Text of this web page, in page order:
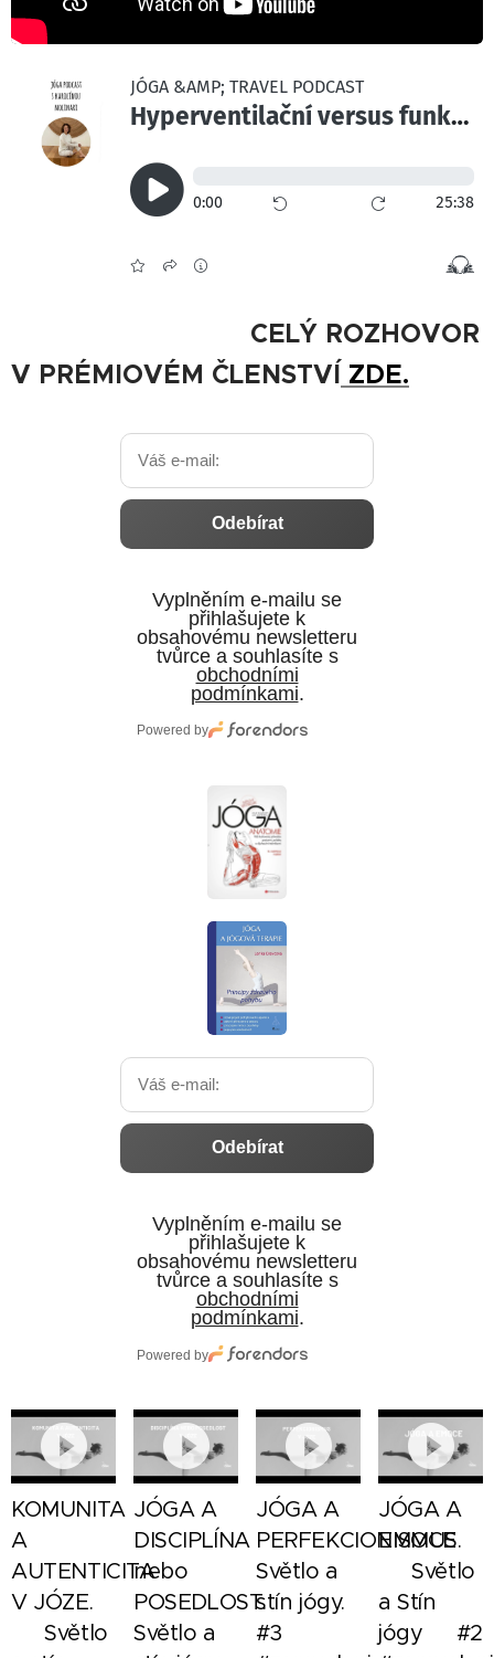
CELÝ ROZHOVOR
V PRÉMIOVÉM ČLENSTVÍ ZDE.
Odebírat
Vyplněním e‑mailu se
přihlašujete k
obsahovému newsletteru
tvůrce a souhlasíte s
obchodními
podmínkami.
Powered by
Odebírat
Vyplněním e‑mailu se
přihlašujete k
obsahovému newsletteru
tvůrce a souhlasíte s
obchodními
podmínkami.
Powered by
KOMUNITA
A
AUTENTICITA
V JÓZE.
🌗 Světlo
JÓGA A
DISCIPLÍNA
nebo
POSEDLOST.
Světlo a
JÓGA A
PERFEKCIONISMUS.
Světlo a
stín jógy.
#3
JÓGA A
EMOCE
🙏🏼 Světlo
a Stín
jógy🌘 #2